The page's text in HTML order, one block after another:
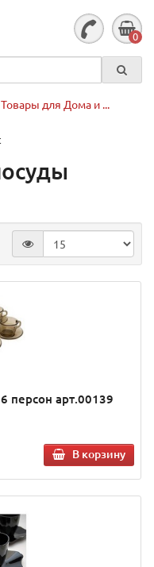
0
Товары для Дома и ...
персон арт.00139
В корзину